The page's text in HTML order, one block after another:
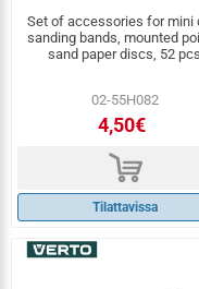
Set of accessories for mini
sanding bands, mounted
sand paper discs, 52 pcs
02-55H082
4,50€
d
Tilattavissa